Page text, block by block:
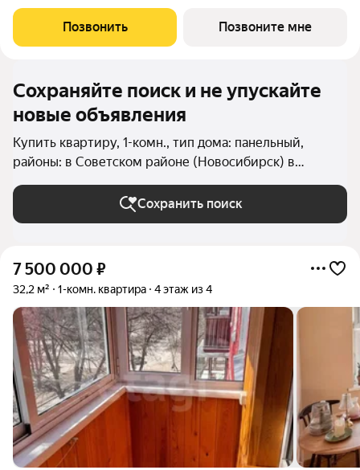
розетки и выключатели и др. В новостройке все для семейного
комфорта: - закрытый
Позвонить Позвоните мне
Сохраняйте поиск и не упускайте
новые объявления
Купить квартиру, 1-комн., тип дома: панельный,
районы: в Советском районе (Новосибирск) в
Новосибирске
Сохранить поиск
7 500 000 ₽
32,2 м² 1-комн. квартира 4 этаж из 4